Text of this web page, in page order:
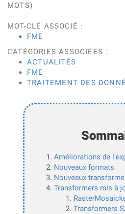
MOTS)
MOT-CLÉ ASSOCIÉ :
FME
CATÉGORIES ASSOCIÉES :
ACTUALITÉS
FME
TRAITEMENT DES
Améliorations de
Nouveaux formats
Nouveaux
Transformers mis à
Transformers